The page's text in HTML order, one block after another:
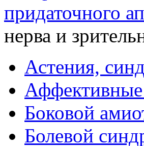
придаточного
нерва и
Астения,
Аффективные
Боковой
Болевой